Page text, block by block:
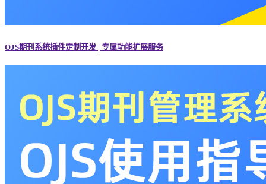
OJS期刊系统插件定制开发 | 专属功能扩展服务